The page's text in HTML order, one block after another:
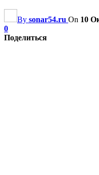
By sonar54.ru On 10
0
Поделиться